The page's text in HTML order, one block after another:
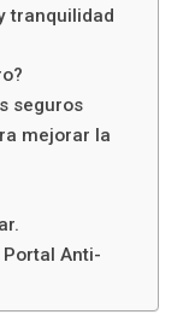
tranquilidad
seguros
mejorar la
Anti-